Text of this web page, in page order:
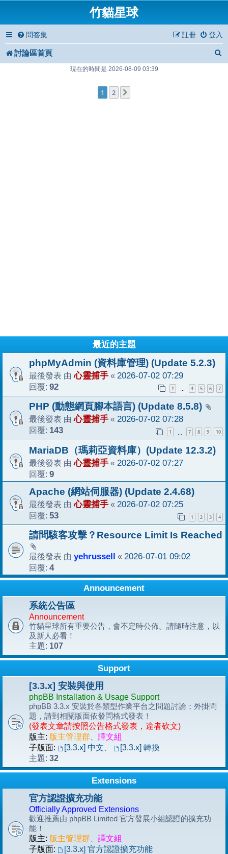
竹貓星球
問答集 登入
註冊
討論區首頁
現在的時間是 2026-08-09 03:39
1 2
最近的主題
phpMyAdmin (資料庫管理) (Update 5.2.3)
最後發表 由心靈捕手 « 2026-07-02 07:29
回覆: 92 1 … 4 5 6 7
PHP (動態網頁腳本語言) (Update 8.5.8)
最後發表 由心靈捕手 « 2026-07-02 07:28
回覆: 143 1 7 8 9 10
MariaDB（瑪莉亞資料庫）(Update 12.3.2)
最後發表 由心靈捕手 « 2026-07-02 07:27
回覆: 9
Apache (網站伺服器) (Update 2.4.68)
最後發表 由心靈捕手 « 2026-07-02 07:25
回覆: 53 1 2 3 4
請問駭客攻擊？Resource Limit Is Reached
最後發表 由 yehrussell « 2026-07-01 09:02
回覆: 4
Announcement
系統公告區
Announcement
竹貓星球所有重要公告，會不定時公佈。請隨時注意，以
及新人必看！
主題: 107
Support
[3.3.x] 安裝與使用
phpBB Installation & Usage Support
phpBB 3.3.x 安裝於各類型作業平台之問題討論；外掛問
題，請到相關版面依發問格式發表！
(發表文章請按照公告格式發表，違者砍文)
版主: 版主管理群
譯文組
子版面:
[3.3.x] 中文
[3.3.x] 轉換
主題: 32
Extensions
官方認證擴充功能
Officially Approved Extensions
歡迎推薦由 phpBB Limited 官方發展小組認證的擴充功
能！
版主: 版主管理群
譯文組
子版面:
[3.3.x] 官方認證擴充功能